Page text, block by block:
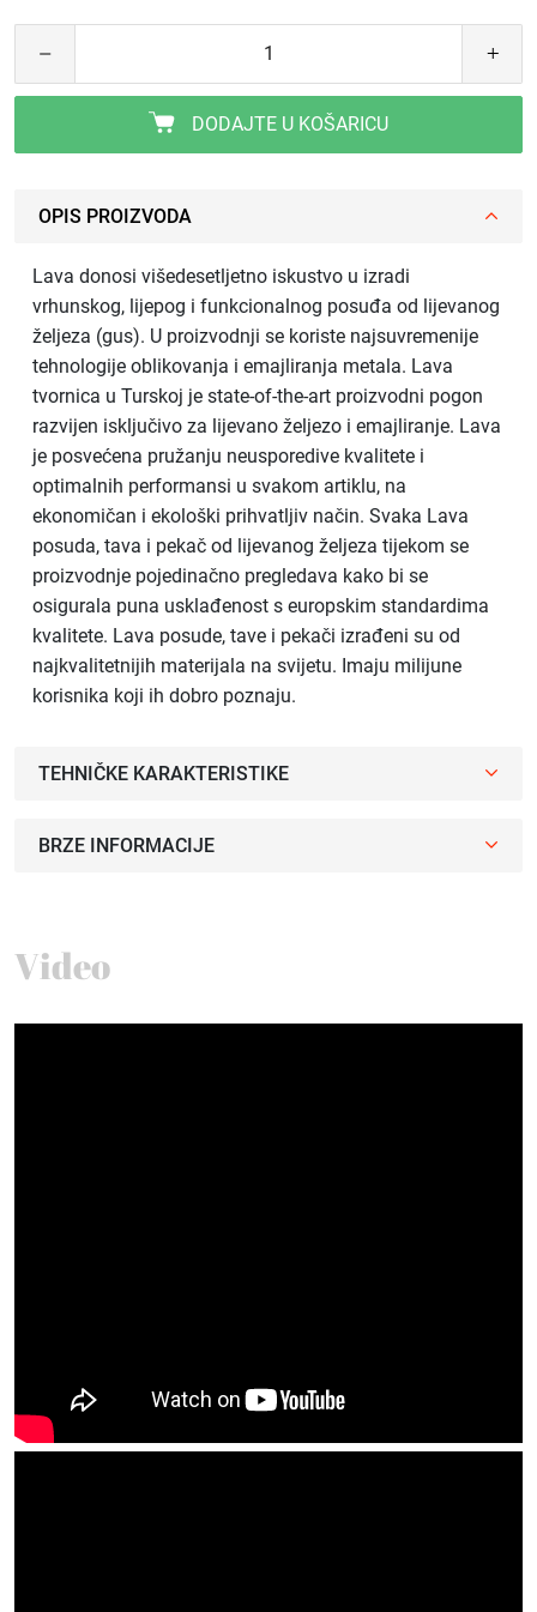
DODAJTE U KOŠARICU
OPIS PROIZVODA
Lava donosi višedesetljetno iskustvo u izradi
vrhunskog, lijepog i funkcionalnog posuđa od lijevanog
željeza (gus). U proizvodnji se koriste najsuvremenije
tehnologije oblikovanja i emajliranja metala. Lava
tvornica u Turskoj je state-of-the-art proizvodni pogon
razvijen isključivo za lijevano željezo i emajliranje. Lava
je posvećena pružanju neusporedive kvalitete i
optimalnih performansi u svakom artiklu, na
ekonomičan i ekološki prihvatljiv način. Svaka Lava
posuda, tava i pekač od lijevanog željeza tijekom se
proizvodnje pojedinačno pregledava kako bi se
osigurala puna usklađenost s europskim standardima
kvalitete. Lava posude, tave i pekači izrađeni su od
najkvalitetnijih materijala na svijetu. Imaju milijune
korisnika koji ih dobro poznaju.
TEHNIČKE KARAKTERISTIKE
BRZE INFORMACIJE
Video